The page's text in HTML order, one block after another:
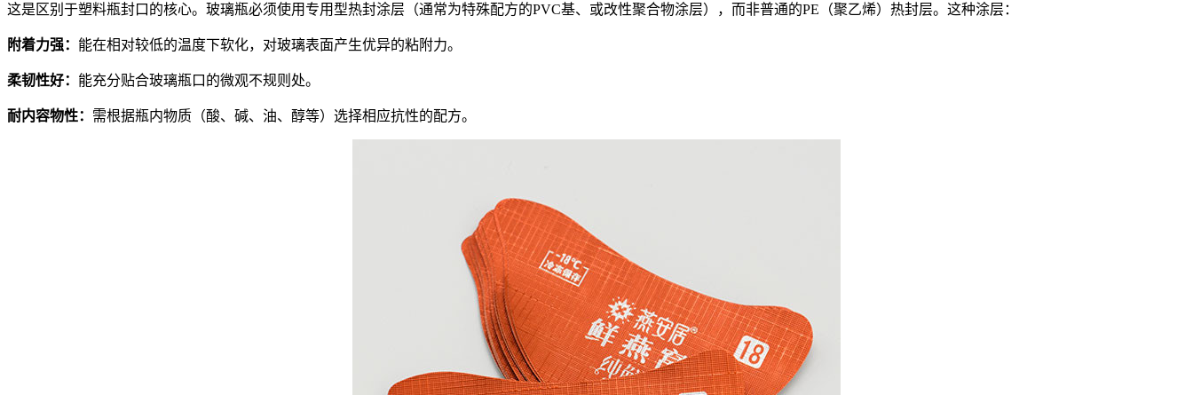
这是区别于塑料瓶封口的核心。玻璃瓶必须使用专用型热封涂层（通常为特殊配方的PVC基、或改性聚合物涂层），而非普通的PE（聚乙烯）热封层。这种涂层：
附着力强： 能在相对较低的温度下软化，对玻璃表面产生优异的粘附力。
柔韧性好： 能充分贴合玻璃瓶口的微观不规则处。
耐内容物性： 需根据瓶内物质（酸、碱、油、醇等）选择相应抗性的配方。